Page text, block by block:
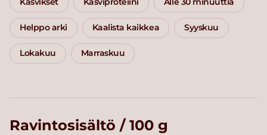
Helppo arki Kaalista kaikkea Syyskuu
Lokakuu Marraskuu
Ravintosisältö / 100 g